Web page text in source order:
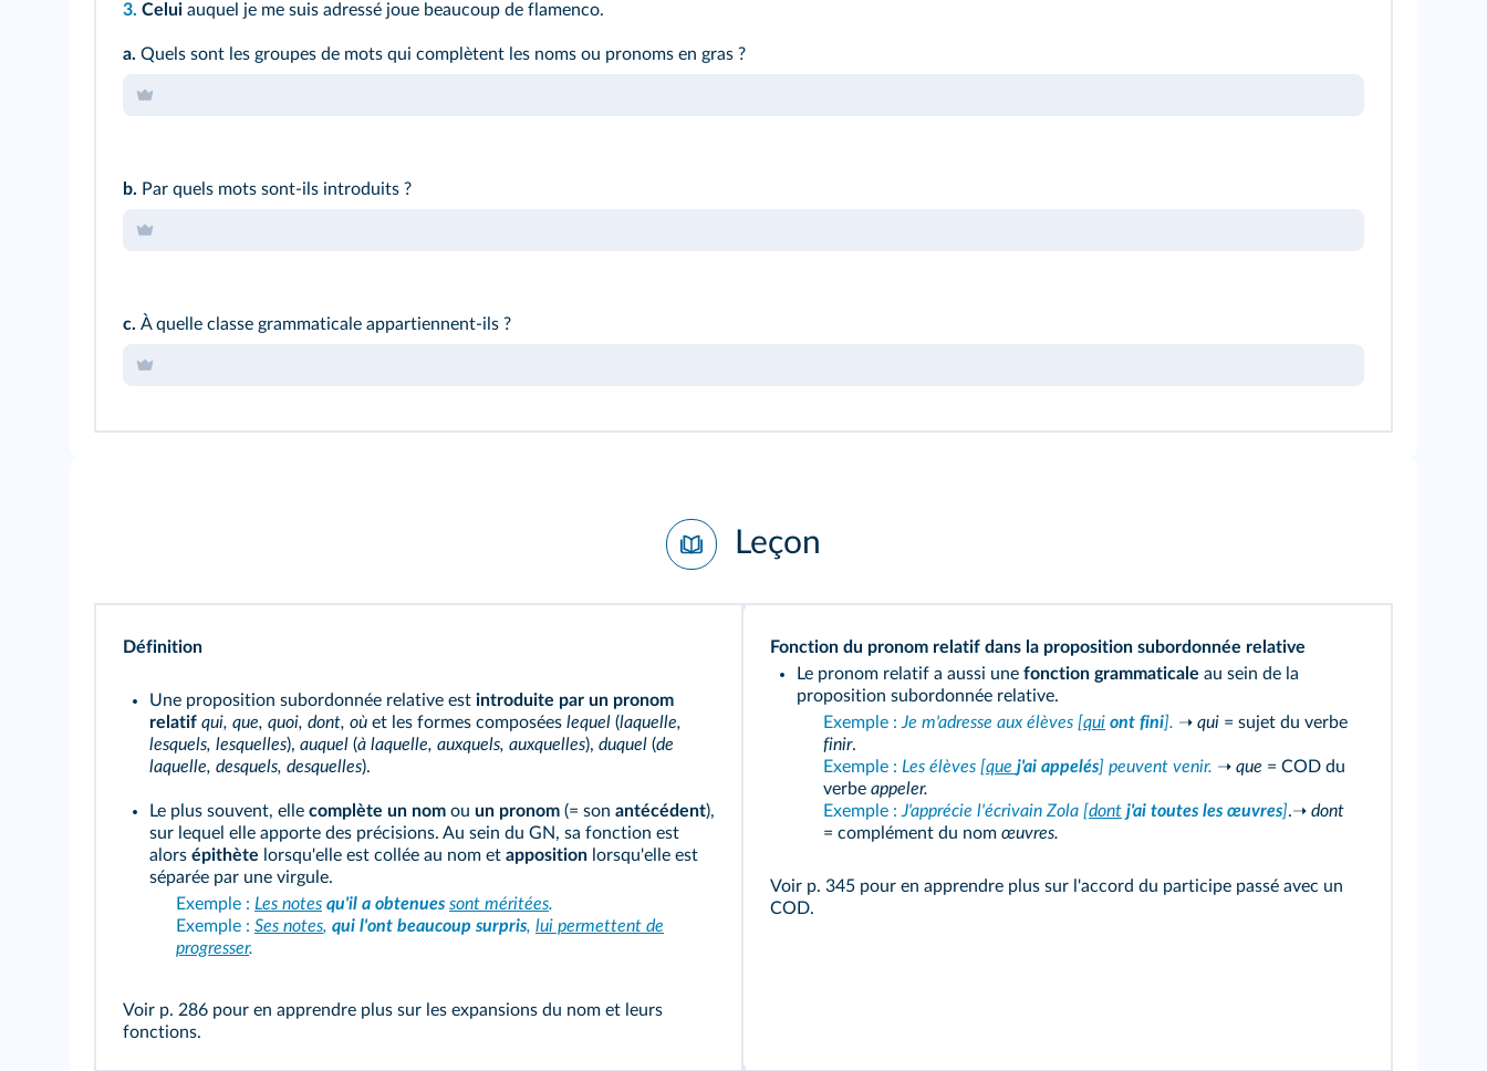
3. Celui auquel je me suis adressé joue beaucoup de flamenco.
a. Quels sont les groupes de mots qui complètent les noms ou pronoms en gras ?
b. Par quels mots sont‑ils introduits ?
c. À quelle classe grammaticale appartiennent‑ils ?
Leçon
Définition
Une proposition subordonnée relative est introduite par un pronom
relatif qui, que, quoi, dont, où et les formes composées lequel (laquelle,
lesquels, lesquelles), auquel (à laquelle, auxquels, auxquelles), duquel (de
laquelle, desquels, desquelles).
Le plus souvent, elle complète un nom ou un pronom (= son antécédent),
sur lequel elle apporte des précisions. Au sein du GN, sa fonction est
alors épithète lorsqu'elle est collée au nom et apposition lorsqu'elle est
séparée par une virgule.
Exemple : Les notes qu'il a obtenues sont méritées.
Exemple : Ses notes, qui l'ont beaucoup surpris, lui permettent de
progresser.
Voir p. 286 pour en apprendre plus sur les expansions du nom et leurs
fonctions.
Fonction du pronom relatif dans la proposition subordonnée relative
Le pronom relatif a aussi une fonction grammaticale au sein de la
proposition subordonnée relative.
Exemple : Je m'adresse aux élèves [qui ont fini]. ➝ qui = sujet du verbe
finir.
Exemple : Les élèves [que j'ai appelés] peuvent venir. ➝ que = COD du
verbe appeler.
Exemple : J'apprécie l'écrivain Zola [dont j'ai toutes les œuvres].➝ dont
= complément du nom œuvres.
Voir p. 345 pour en apprendre plus sur l'accord du participe passé avec un
COD.